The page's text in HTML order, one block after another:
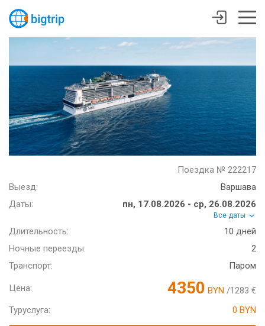
Поездка № 222217
Выезд:
Варшава
Даты:
пн, 17.08.2026 - ср, 26.08.2026
Все даты
Длительность:
10 дней
Ночные переезды:
2
Транспорт:
Паром
Цена: 4350 BYN /1283 €
Туруслуга:
0 BYN